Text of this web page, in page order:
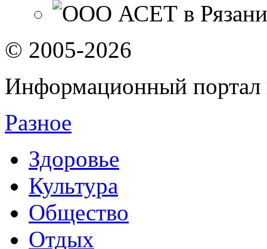
© 2005-2026
Информационный портал
Разное
Здоровье
Культура
Общество
Отдых